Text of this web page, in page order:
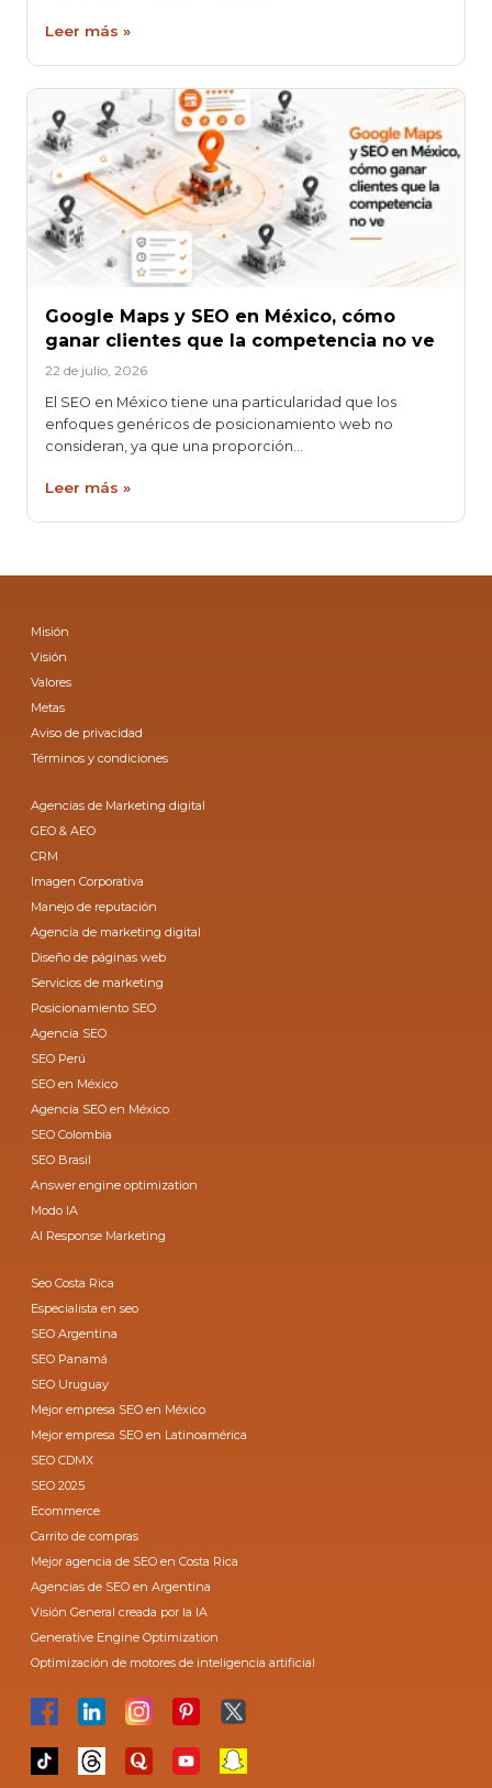
Leer más »
Google Maps y SEO en México, cómo
ganar clientes que la competencia no ve
22 de julio, 2026
El SEO en México tiene una particularidad que los
enfoques genéricos de posicionamiento web no
consideran, ya que una proporción…
Leer más »
Misión
Visión
Valores
Metas
Aviso de privacidad
Términos y condiciones
Agencias de Marketing digital
GEO & AEO
CRM
Imagen Corporativa
Manejo de reputación
Agencia de marketing digital
Diseño de páginas web
Servicios de marketing
Posicionamiento SEO
Agencia SEO
SEO Perú
SEO en México
Agencia SEO en México
SEO Colombia
SEO Brasil
Answer engine optimization
Modo IA
AI Response Marketing
Seo Costa Rica
Especialista en seo
SEO Argentina
SEO Panamá
SEO Uruguay
Mejor empresa SEO en México
Mejor empresa SEO en Latinoamérica
SEO CDMX
SEO 2025
Ecommerce
Carrito de compras
Mejor agencia de SEO en Costa Rica
Agencias de SEO en Argentina
Visión General creada por la IA
Generative Engine Optimization
Optimización de motores de inteligencia artificial